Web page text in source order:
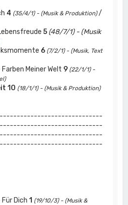
4 (35/4/1) - (Musik & Produktion)/
5 (48/7/1) - (Musik
6 (7/2/1) - (Musik, Text
Farben Meiner Welt 9 (22/1/1) -
10 (18/1/1) - (Musik & Produktion)
Für Dich 1 (19/10/3) - (Musik &